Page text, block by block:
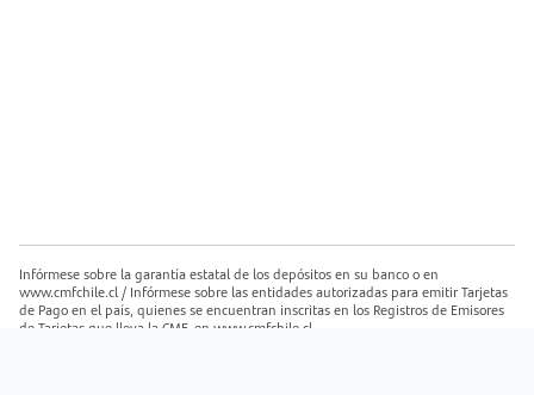
Infórmese sobre la garantía estatal de los depósitos en su banco o en
www.cmfchile.cl / Infórmese sobre las entidades autorizadas para emitir Tarjetas
de Pago en el país, quienes se encuentran inscritas en los Registros de Emisores
de Tarjetas que lleva la CMF, en www.cmfchile.cl.